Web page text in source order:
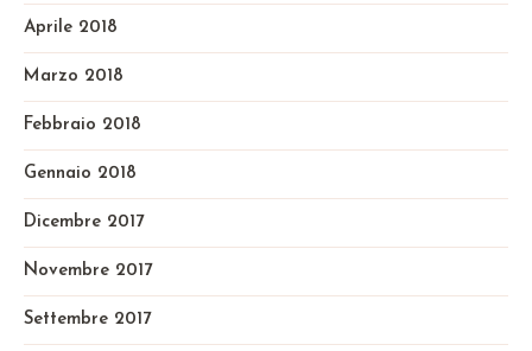
Aprile 2018
Marzo 2018
Febbraio 2018
Gennaio 2018
Dicembre 2017
Novembre 2017
Settembre 2017